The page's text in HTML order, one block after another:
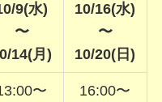
9(水)
〜
14(月)
10/16(水)
〜
10/20(日)
〜 16:00〜